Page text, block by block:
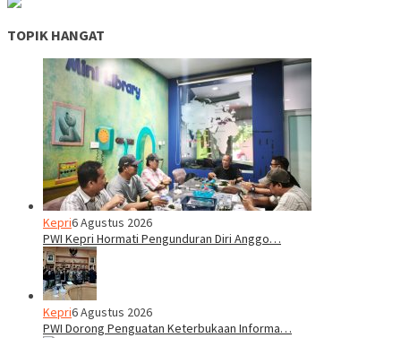
TOPIK HANGAT
Kepri6 Agustus 2026
PWI Kepri Hormati Pengunduran Diri Anggo…
Kepri6 Agustus 2026
PWI Dorong Penguatan Keterbukaan Informa…